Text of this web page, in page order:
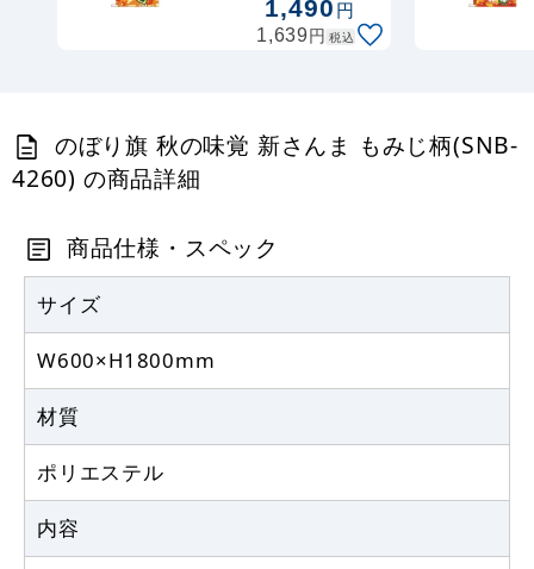
367
定番のぼり竿 オリジナルのぼりポール
1.6～3m 伸縮式 黒 (30537BLK)
367
カゴへ
注水型マルチのぼりスタンド 20L
1,490円
1,639円 税込
のぼり旗 秋の味覚 新さんま もみじ柄(SNB-
4260) の商品詳細
商品仕様・スペック
サイズ
W600×H1800mm
材質
ポリエステル
内容